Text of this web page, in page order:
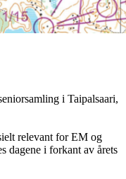
i Taipalsaari,
relevant for EM og
dagene i forkant av årets